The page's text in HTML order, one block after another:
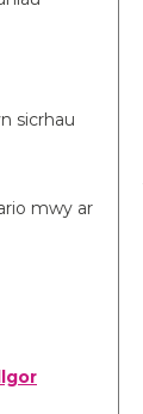
sicrhau
mwy ar